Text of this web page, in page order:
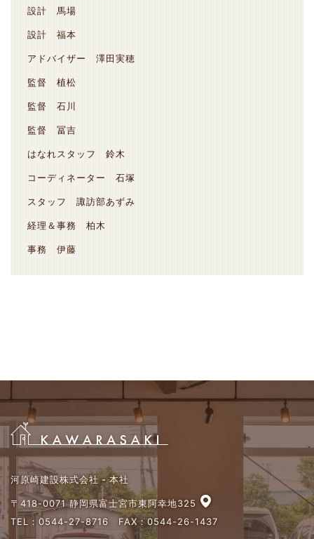
設計 馬場
設計 福本
アドバイザー 澤田実穂
監督 植松
監督 石川
監督 冨吉
はなれスタッフ 鈴木
コーディネーター 石塚
スタッフ 諏訪部あずみ
経理＆事務 柏木
事務 伊藤
河原崎建設株式会社 - 本社
〒418-0071 静岡県富士宮市東阿幸地325
TEL： 0544-27-8716 FAX：0544-26-1437